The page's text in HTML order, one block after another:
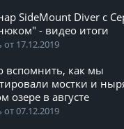
SideMount Diver с
- видео итоги
от 17.12.2019
как мы
мостки и
озере в августе
от 07.12.2019